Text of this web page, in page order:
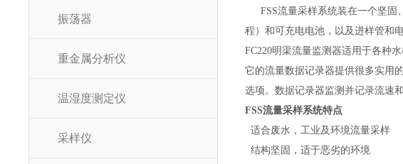
振荡器
重金属分析仪
温湿度测定仪
采样仪
FSS流量采样系统装在一个坚固
程）和可充电电池，以及进样管和
FC220明渠流量监测器适用于各种
它的流量数据记录器提供很多实用
选项。数据记录器监测并记录流速
FSS流量采样系统特点
适合废水，工业及环境流量采样
结构坚固，适于恶劣的环境